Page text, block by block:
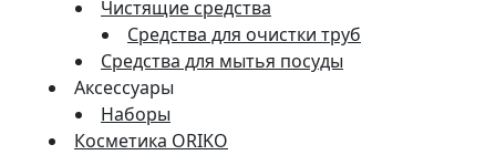
Чистящие средства
Средства для очистки труб
Средства для мытья посуды
Аксессуары
Наборы
Косметика ORIKO